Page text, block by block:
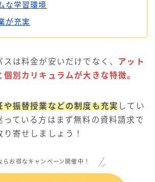
な学習環境
が充実
は料金が安いだけでなく、 アット
別カリキュラムが大きな特徴。
や振替授業などの制度も充実 してい
っている方はまず無料の資料請求で
寄せしましょう！
らお得なキャンペーン開催中！